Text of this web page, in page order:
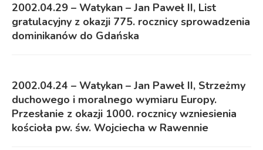
2002.04.29 – Watykan – Jan Paweł II, List
gratulacyjny z okazji 775. rocznicy sprowadzenia
dominikanów do Gdańska
2002.04.24 – Watykan – Jan Paweł II, Strzeżmy
duchowego i moralnego wymiaru Europy.
Przesłanie z okazji 1000. rocznicy wzniesienia
kościoła pw. św. Wojciecha w Rawennie